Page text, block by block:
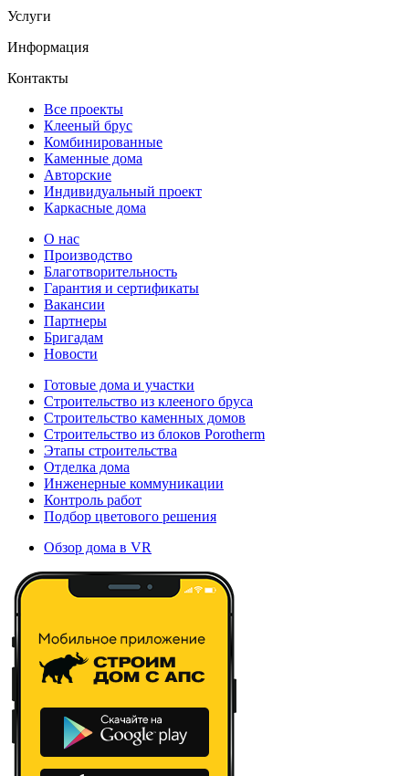
Услуги
Информация
Контакты
Все проекты
Клееный брус
Комбинированные
Каменные дома
Авторские
Индивидуальный проект
Каркасные дома
О нас
Производство
Благотворительность
Гарантия и сертификаты
Вакансии
Партнеры
Бригадам
Новости
Готовые дома и участки
Строительство из клееного бруса
Строительство каменных домов
Строительство из блоков Porotherm
Этапы строительства
Отделка дома
Инженерные коммуникации
Контроль работ
Подбор цветового решения
Обзор дома в VR